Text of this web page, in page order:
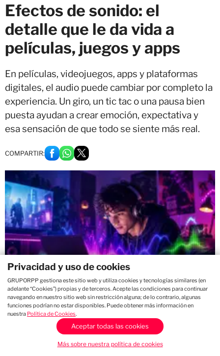
Efectos de sonido: el
detalle que le da vida a
películas, juegos y apps
En películas, videojuegos, apps y plataformas
digitales, el audio puede cambiar por completo la
experiencia. Un giro, un tic tac o una pausa bien
puesta ayudan a crear emoción, expectativa y
esa sensación de que todo se siente más real.
COMPARTIR:
Un buen sonido puede cambiarlo todo: desde la emoción de una
escena hasta la forma en que vivimos una experiencia digital.
Redacción Studio
Tu mundo a tu
20 de Julio del 2026 4:00 PM
Actualizado el 20 de Julio del 2026 4:00
Privacidad y uso de cookies
GRUPORPP gestiona este sitio web y utiliza cookies y tecnologías similares (en
adelante “Cookies”) propias y de terceros. Acepte las condiciones para continuar
navegando en nuestro sitio web sin restricción alguna; de lo contrario, algunas
funciones podrían no estar disponibles. Puede obtener más información en
nuestra Política de Cookies.
Aceptar todas las cookies
Más sobre nuestra política de cookies